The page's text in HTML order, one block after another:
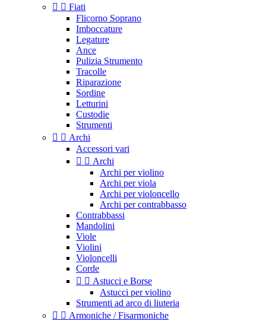
  Fiati
Flicorno Soprano
Imboccature
Legature
Ance
Pulizia Strumento
Tracolle
Riparazione
Sordine
Letturini
Custodie
Strumenti
  Archi
Accessori vari
  Archi
Archi per violino
Archi per viola
Archi per violoncello
Archi per contrabbasso
Contrabbassi
Mandolini
Viole
Violini
Violoncelli
Corde
  Astucci e Borse
Astucci per violino
Strumenti ad arco di liuteria
  Armoniche / Fisarmoniche